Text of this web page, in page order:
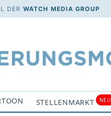
DER WATCH MEDIA GROUP
STELLENMARKT NEU